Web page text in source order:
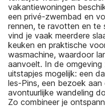
vakantiewoningen
een privé-zwembad en
rennen, te ravotten en te
vind je vaak meerdere
keuken en praktische
wasmachine, waardoor
aanvoelt. In de omgeving
uitstapjes mogelijk: een
les-Pins, een bezoek
avontuurlijke wandeling
Zo combineer je